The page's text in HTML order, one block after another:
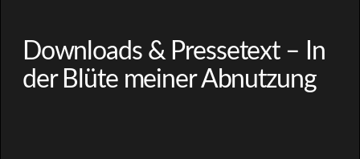
Downloads & Pressetext – In
der Blüte meiner Abnutzung